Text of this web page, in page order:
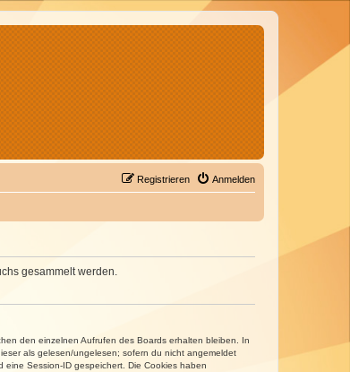
Anmelden
Registrieren
gesammelt werden.
den einzelnen Aufrufen des Boards erhalten bleiben. In
als gelesen/ungelesen; sofern du nicht angemeldet
Session-ID gespeichert. Die Cookies haben